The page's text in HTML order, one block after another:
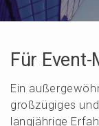
Für
Ein
großzü­gi­ges
langjäh­ri­ge